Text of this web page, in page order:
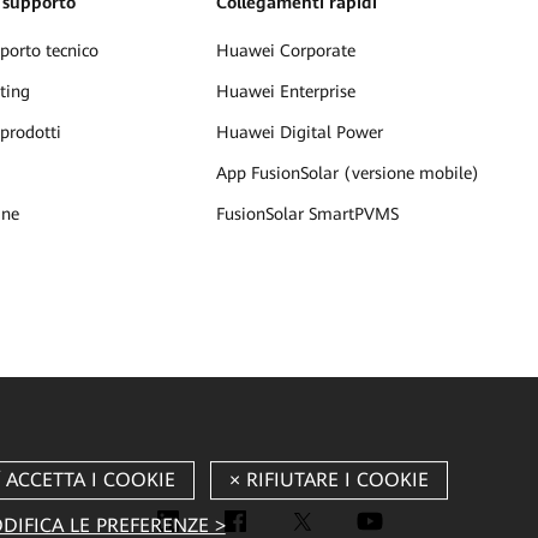
tecnico Huawei Corporate
Huawei Enterprise
Huawei Digital Power
App FusionSolar (versione mobile)
FusionSolar SmartPVMS
LE PREFERENZE >